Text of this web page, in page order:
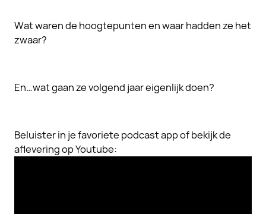
Wat waren de hoogtepunten en waar hadden ze het
zwaar?
En…wat gaan ze volgend jaar eigenlijk doen?
Beluister in je favoriete podcast app of bekijk de
aflevering op Youtube: